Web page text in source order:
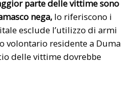
parte delle vittime sono
nega, lo riferiscono i
esclude l’utilizzo di armi
volontario residente a Duma
delle vittime dovrebbe